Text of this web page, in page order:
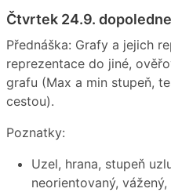
Čtvrtek 24.9. dopoledne
Přednáška: Grafy a jejich
reprezentace do jiné,
grafu (Max a min stupeň,
cestou).
Poznatky:
Uzel, hrana, stupeň
neorientovaný,